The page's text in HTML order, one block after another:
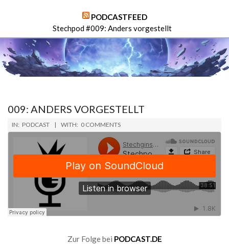
PODCASTFEED
Stechpod #009: Anders vorgestellt
Secondary
Navigation
Menu
009: ANDERS VORGESTELLT
2019-
06-
IN: PODCAST WITH: 0 COMMENTS
Zur Folge bei PODCAST.DE